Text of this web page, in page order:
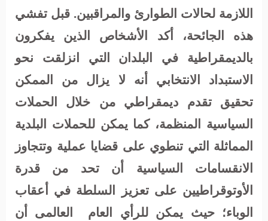
اللازمة لحالات الطوارئ والمراقبين. قبل تفشي
هذه الجائحة، أكد الأشخاص الذين يفكرون
بالديمقراطية في البلدان التي انزلقت نحو
الاستبداد الانتخابي أنه لا يزال من الممكن
تحقيق تقدم ديمقراطي من خلال الحملات
السياسية المنظمة، كما يمكن للحملات البلدية
المماثلة التي تنطوي على قضايا عملية وتتجاوز
الانقسامات السياسية أن تحد من قدرة
الأوتوقراطيين على تعزيز السلطة في أعقاب
الوباء؛ حيث يمكن للرأي العام
العالمى أن